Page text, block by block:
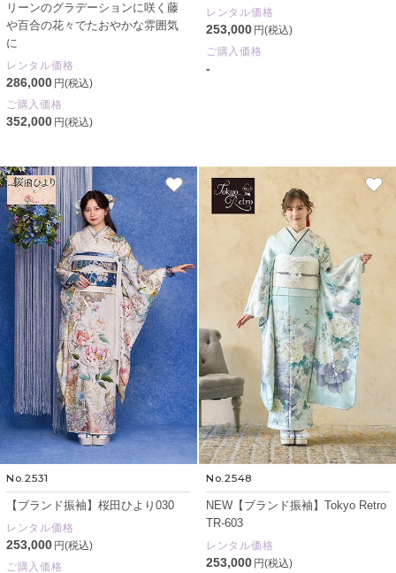
リーンのグラデーションに咲く藤
や百合の花々でたおやかな雰囲気
に
レンタル価格
286,000 円(税込)
ご購入価格
352,000 円(税込)
レンタル価格
253,000 円(税込)
ご購入価格
-
No.2531
【ブランド振袖】桜田ひより030
レンタル価格
253,000 円(税込)
ご購入価格
No.2548
NEW【ブランド振袖】Tokyo Retro
TR-603
レンタル価格
253,000 円(税込)